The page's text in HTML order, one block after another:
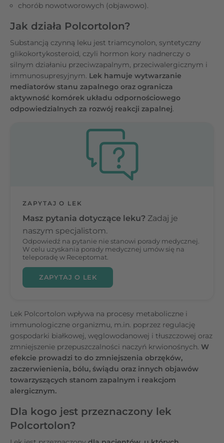
chorób nowotworowych (objawowo).
Jak działa Polcortolon?
Substancją czynną leku jest triamcynolon, syntetyczny
glikokortykosteroid, czyli hormon kory nadnerczy o
silnym działaniu przeciwzapalnym, przeciwalergicznym i
immunosupresyjnym. Lek hamuje wytwarzanie
mediatorów stanu zapalnego oraz ogranicza
aktywność komórek układu odpornościowego
odpowiedzialnych za rozwój reakcji zapalnej.
ZAPYTAJ O LEK
Masz pytania dotyczące leku? Zadaj je
naszym specjalistom.
Odpowiedź na pytanie nie stanowi porady medycznej.
W celu uzyskania porady medycznej umów się na
teleporadę w Receptomat.
ZAPYTAJ O LEK
Lek Polcortolon wpływa na procesy metaboliczne i
immunologiczne organizmu, m.in. poprzez regulację
gospodarki białkowej, węglowodanowej i tłuszczowej oraz
zmniejszenie przepuszczalności naczyń krwionośnych. W
efekcie prowadzi to do zmniejszenia obrzęków,
zaczerwienienia, bólu, świądu oraz innych objawów
towarzyszących stanom zapalnym i reakcjom
alergicznym.
Dla kogo jest przeznaczony lek
Polcortolon?